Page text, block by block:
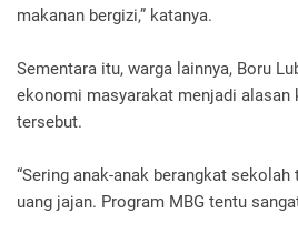
makanan bergizi,” katanya.
Sementara itu, warga lainnya, Boru
ekonomi masyarakat menjadi alasan
tersebut.
“Sering anak-anak berangkat
uang jajan. Program MBG tentu